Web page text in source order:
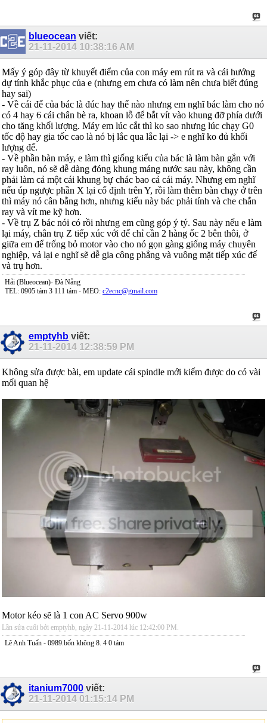
blueocean viết:
21-11-2014 10:38:16 AM
Mấy ý góp đây từ khuyết điểm của con máy em rút ra và cái hướng
dự tính khắc phục của e (nhưng em chưa có làm nên chưa biết đúng
hay sai)
- Về cái đế của bác là đúc hay thế nào nhưng em nghĩ bác làm cho nó
có 4 hay 6 cái chân bè ra, khoan lỗ để bắt vít vào khung đỡ phía dưới
cho tăng khối lượng. Máy em lúc cắt thì ko sao nhưng lúc chạy G0
tốc độ hay gia tốc cao là nó bị lắc qua lắc lại -> e nghĩ ko đủ khối
lượng đế.
- Về phần bàn máy, e làm thì giống kiểu của bác là làm bàn gắn với
ray luôn, nó sẽ dễ dàng đóng khung máng nước sau này, không cần
phải làm cả một cái khung bự chác bao cả cái máy. Nhưng em nghĩ
nếu úp ngược phần X lại cố định trên Y, rồi làm thêm bàn chạy ở trên
thì máy nó cân bằng hơn, nhưng kiểu này bác phải tính và che chắn
ray và vít me kỹ hơn.
- Về trụ Z bác nói có rồi nhưng em cũng góp ý tý. Sau này nếu e làm
lại máy, chân trụ Z tiếp xúc với đế chỉ cần 2 hàng ốc 2 bên thôi, ở
giữa em để trống bỏ motor vào cho nó gọn gàng giống máy chuyên
nghiệp, vả lại e nghĩ sẽ dễ gia công phẳng và vuông mặt tiếp xúc đế
và trụ hơn.
Hải (Blueocean)- Đà Nẵng
TEL: 0905 tám 3 111 tám - MEO: c2ecnc@gmail.com
emptyhb viết:
21-11-2014 12:38:59 PM
Không sửa được bài, em update cái spindle mới kiếm được do có vài
mối quan hệ
Motor kéo sẽ là 1 con AC Servo 900w
Lần sửa cuối bởi emptyhb, ngày 21-11-2014 lúc 12:42:00 PM
Lê Anh Tuấn - 0989.bốn không 8. 4 0 tám
itanium7000 viết:
21-11-2014 01:15:14 PM